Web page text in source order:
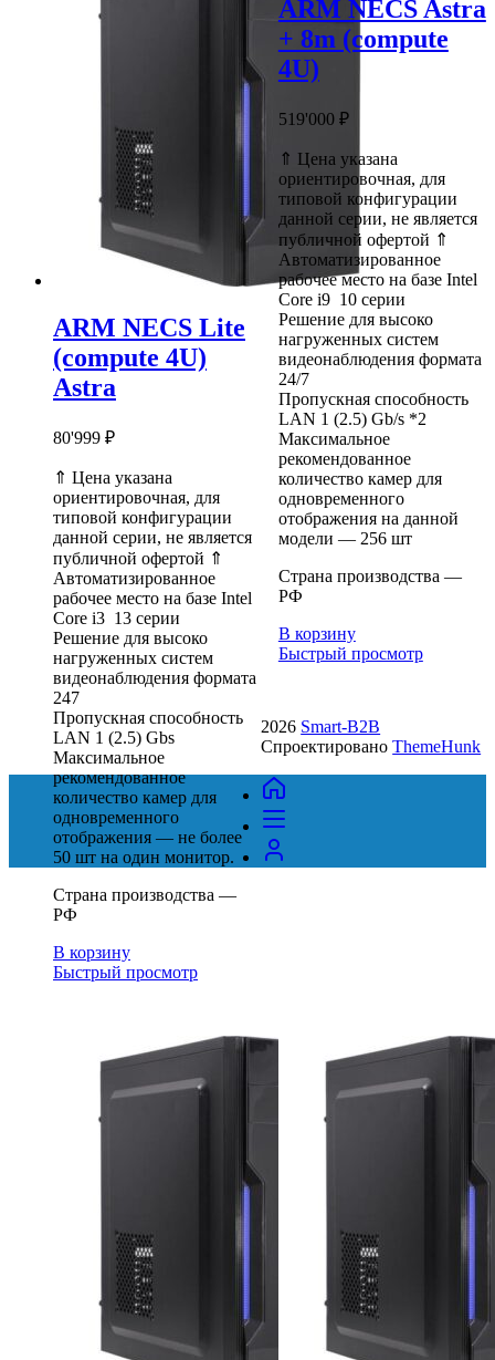
ARM NECS Lite
(compute 4U)
Astra
80'999 ₽
⇑ Цена указана
ориентировочная, для
типовой конфигурации
данной серии, не является
публичной офертой ⇑
Автоматизированное
рабочее место на базе Intel
Core i3 13 серии
Решение для высоко
нагруженных систем
видеонаблюдения формата
247
Пропускная способность
LAN 1 (2.5) Gbs
Максимальное
рекомендованное
количество камер для
одновременного
отображения — не более
50 шт на один монитор.
Страна производства —
РФ
В корзину
Быстрый просмотр
ARM NECS Astra
+ 8m (compute
4U)
519'000 ₽
⇑ Цена указана
ориентировочная, для
типовой конфигурации
данной серии, не является
публичной офертой ⇑
Автоматизированное
рабочее место на базе Intel
Core i9 10 серии
Решение для высоко
нагруженных систем
видеонаблюдения формата
24/7
Пропускная способность
LAN 1 (2.5) Gb/s *2
Максимальное
рекомендованное
количество камер для
одновременного
отображения на данной
модели — 256 шт
Страна производства —
РФ
В корзину
Быстрый просмотр
2026 Smart-B2B
Спроектировано ThemeHunk